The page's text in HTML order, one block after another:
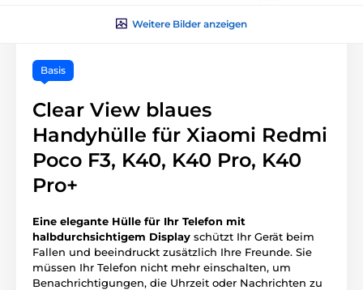
Weitere Bilder anzeigen
Basis
Clear View blaues
Handyhülle für Xiaomi Redmi
Poco F3, K40, K40 Pro, K40
Pro+
Eine elegante Hülle für Ihr Telefon mit
halbdurchsichtigem Display schützt Ihr Gerät beim
Fallen und beeindruckt zusätzlich Ihre Freunde. Sie
müssen Ihr Telefon nicht mehr einschalten, um
Benachrichtigungen, die Uhrzeit oder Nachrichten zu